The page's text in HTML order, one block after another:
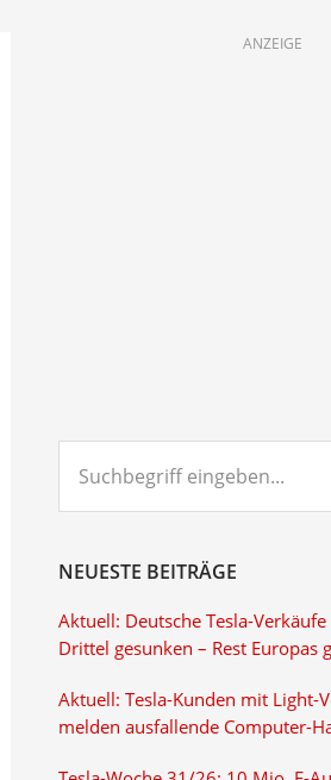
ANZEIGE
eingeben...
NEUESTE BEITRÄGE
Aktuell: Deutsche Tesla-
Drittel gesunken – Rest Europas
Aktuell: Tesla-Kunden mit Light-
melden ausfallende Computer-